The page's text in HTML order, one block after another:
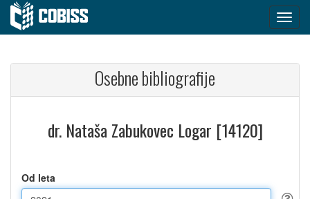
Osebne bibliografije
dr. Nataša Zabukovec Logar [14120]
Od leta